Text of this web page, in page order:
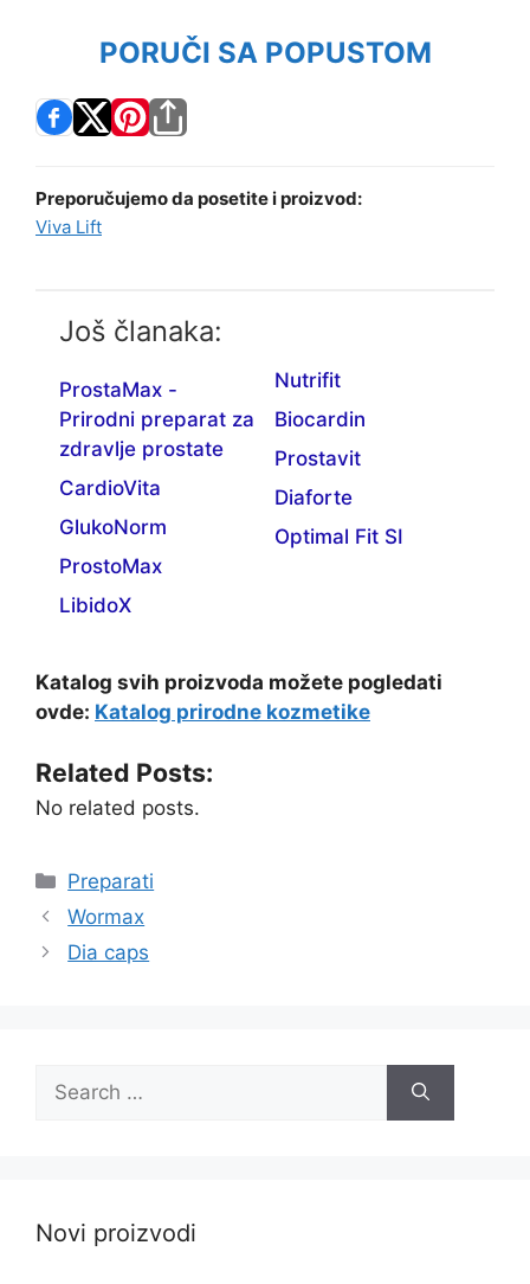
PORUČI SA POPUSTOM
Preporučujemo da posetite i proizvod:
Viva Lift
Još članaka:
ProstaMax -
Prirodni preparat za
zdravlje prostate
CardioVita
GlukoNorm
ProstoMax
LibidoX
Nutrifit
Biocardin
Prostavit
Diaforte
Optimal Fit SI
Katalog svih proizvoda možete pogledati
ovde: Katalog prirodne kozmetike
Related Posts:
No related posts.
Categories
Preparati
Wormax
Dia caps
for:
Novi proizvodi